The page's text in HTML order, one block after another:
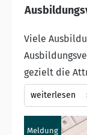
Viele
gezielt die
weiterlesen
Meldung